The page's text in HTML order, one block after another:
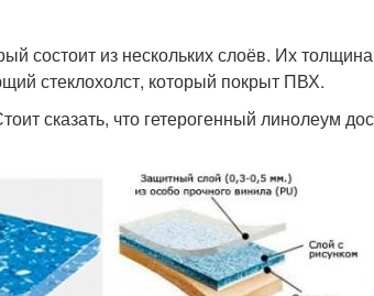
состоит из нескольких слоёв. Их
стеклохолст, который покрыт ПВХ.
сказать, что гетерогенный линолеум